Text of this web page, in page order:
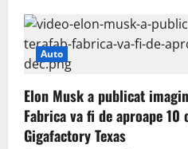
Auto
Elon Musk a publicat
Fabrica va fi de aproape
Gigafactory Texas